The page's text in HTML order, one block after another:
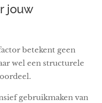
jouw
betekent geen
wel een structurele
gebruikmaken van